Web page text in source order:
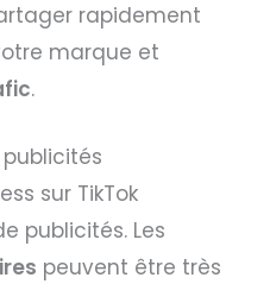
rapidement
marque et
.
sur TikTok
publicités. Les
peuvent être très